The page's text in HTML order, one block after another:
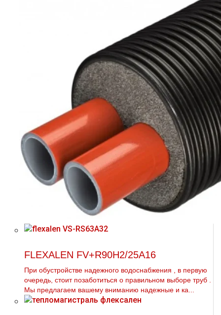
FLEXALEN FV+R90H2/25A16
При обустройстве надежного вoдoснабжeния , в первую
очередь, стоит позаботиться о правильном выборе тpуб .
Мы предлагаем вашему вниманию надежные и ка...